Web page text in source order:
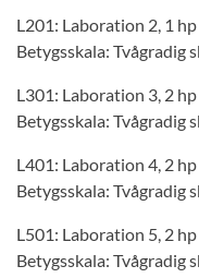
L201: Laboration 2, 1 hp
Betygsskala: Tvågradig
L301: Laboration 3, 2 hp
Betygsskala: Tvågradig
L401: Laboration 4, 2 hp
Betygsskala: Tvågradig
L501: Laboration 5, 2 hp
Betygsskala: Tvågradig